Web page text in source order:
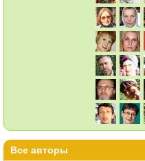
Все авторы